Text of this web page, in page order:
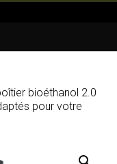
bioéthanol 2.0
pour votre